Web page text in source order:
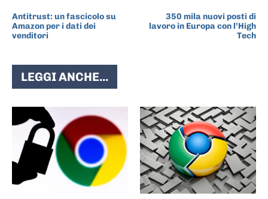
Antitrust: un fascicolo su
Amazon per i dati dei
venditori
350 mila nuovi posti di
lavoro in Europa con l’High
Tech
LEGGI ANCHE...